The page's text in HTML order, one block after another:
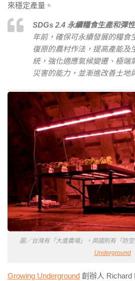
來穩定產量。
SDGs 2.4 永續糧食生產和彈
年前，確保可永續發展的糧食
復原的農村作法，提高產能及
統，強化適應氣候變遷、極端
災害的能力，並漸進改善土地
圖／台灣有「大廈農場」，英國則有「防
Underground
Growing Underground 創辦人 Richard